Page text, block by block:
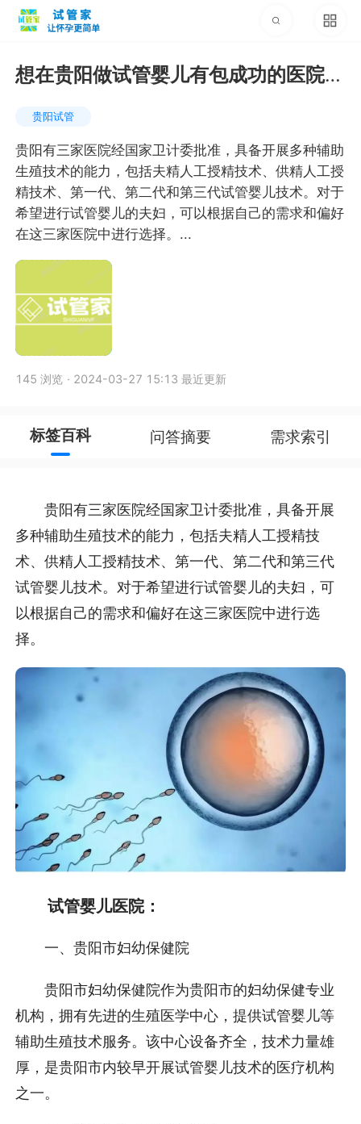
想在贵阳做试管婴儿有包成功的医院
贵阳试管
贵阳有三家医院经国家卫计委批准，具备开展多种辅助
生殖技术的能力，包括夫精人工授精技术、供精人工授
精技术、第一代、第二代和第三代试管婴儿技术。对于
希望进行试管婴儿的夫妇，可以根据自己的需求和偏好
在这三家医院中进行选择。...
145 浏览 · 2024-03-27 15:13 最近更新
标签百科 问答摘要 需求索引
贵阳有三家医院经国家卫计委批准，具备开展
多种辅助生殖技术的能力，包括夫精人工授精技
术、供精人工授精技术、第一代、第二代和第三代
试管婴儿技术。对于希望进行试管婴儿的夫妇，可
以根据自己的需求和偏好在这三家医院中进行选
择。
试管婴儿医院：
一、贵阳市妇幼保健院
贵阳市妇幼保健院作为贵阳市的妇幼保健专业
机构，拥有先进的生殖医学中心，提供试管婴儿等
辅助生殖技术服务。该中心设备齐全，技术力量雄
厚，是贵阳市内较早开展试管婴儿技术的医疗机构
之一。